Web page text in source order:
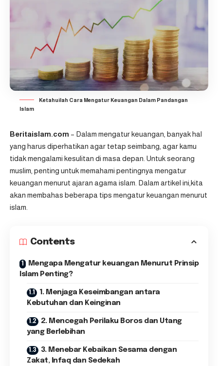
Ketahuilah Cara Mengatur Keuangan Dalam Pandangan
Islam
Beritaislam.com – Dalam mengatur keuangan, banyak hal
yang harus diperhatikan agar tetap seimbang, agar kamu
tidak mengalami kesulitan di masa depan. Untuk seorang
muslim, penting untuk memahami pentingnya mengatur
keuangan menurut ajaran agama islam. Dalam artikel ini,kita
akan membahas beberapa tips mengatur keuangan menurut
islam.
Contents
Mengapa Mengatur keuangan Menurut Prinsip
Islam Penting?
1. Menjaga Keseimbangan antara
Kebutuhan dan Keinginan
2. Mencegah Perilaku Boros dan Utang
yang Berlebihan
3. Menebar Kebaikan Sesama dengan
Zakat, Infaq dan Sedekah